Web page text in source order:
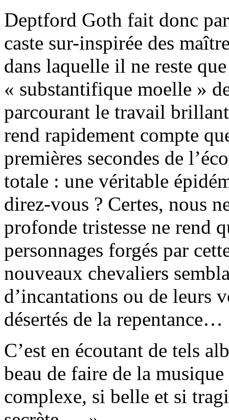
Deptford Goth fait donc
caste sur-inspirée des
dans laquelle il ne reste
« substantifique moelle »
parcourant le travail
rend rapidement compte
premières secondes de
totale : une véritable
direz-vous ? Certes, nous
profonde tristesse ne rend
personnages forgés par
nouveaux chevaliers
d’incantations ou de leurs
désertés de la repentance…
C’est en écoutant de tels
beau de faire de la
complexe, si belle et si